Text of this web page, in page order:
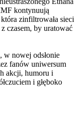
kontynuują
zinfiltrowała sieci
czasem, by uratować
nowej odsłonie
fanów uniwersum
akcji, humoru i
i głęboko